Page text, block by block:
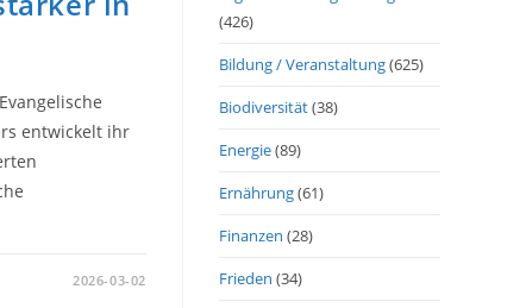
entwickelt ihr
2026-03-02
(426)
Bildung / Veranstaltung(625)
Biodiversität(38)
Energie(89)
Ernährung(61)
Finanzen (28)
Frieden (34)